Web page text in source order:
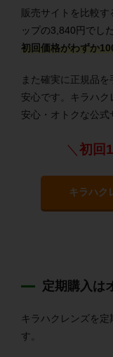
販売サイトを比較す
ップの3,840円でした
初回価格がわずか
また確実に正規品
安心です。キラハク
安心・オトクな公式
＼ 初回
キラハク
定期購入は
キラハクレンズを
す。